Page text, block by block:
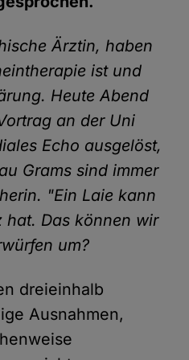
Ärztin, haben
ist und
Heute Abend
an der Uni
Echo ausgelöst,
Grams sind immer
"Ein Laie kann
hat. Das können wir
um?
dreieinhalb
Ausnahmen,